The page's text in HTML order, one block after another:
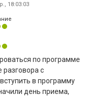
18:03:03
по программе
разговора с
в программу
день приема,